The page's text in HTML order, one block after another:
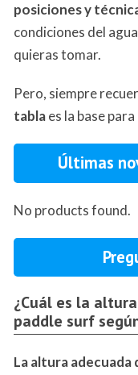
posiciones y
condiciones del
quieras tomar.
Pero, siempre
tablaes la base
Últimas
No products found.
¿Cuál es la
paddle surf
La altura